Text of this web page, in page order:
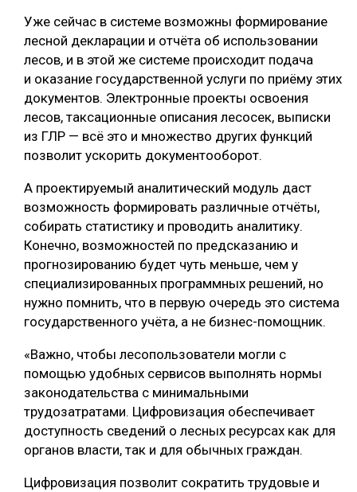
Уже сейчас в системе возможны формирование
лесной декларации и отчёта об использовании
лесов, и в этой же системе происходит подача
и оказание государственной услуги по приёму этих
документов. Электронные проекты освоения
лесов, таксационные описания лесосек, выписки
из ГЛР — всё это и множество других функций
позволит ускорить документооборот.
А проектируемый аналитический модуль даст
возможность формировать различные отчёты,
собирать статистику и проводить аналитику.
Конечно, возможностей по предсказанию и
прогнозированию будет чуть меньше, чем у
специализированных программных решений, но
нужно помнить, что в первую очередь это система
государственного учёта, а не бизнес-помощник.
«Важно, чтобы лесопользователи могли с
помощью удобных сервисов выполнять нормы
законодательства с минимальными
трудозатратами. Цифровизация обеспечивает
доступность сведений о лесных ресурсах как для
органов власти, так и для обычных граждан.
Цифровизация позволит сократить трудовые и